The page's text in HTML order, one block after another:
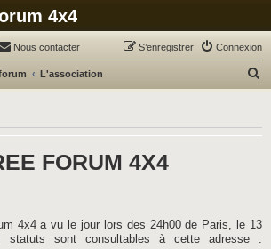
4x4
Nous contacter Connexion
S’enregistrer
L'association
h
h
FORUM 4X4
4x4 a vu le jour lors des 24h00 de Paris, le 13
statuts sont consultables à cette adresse :